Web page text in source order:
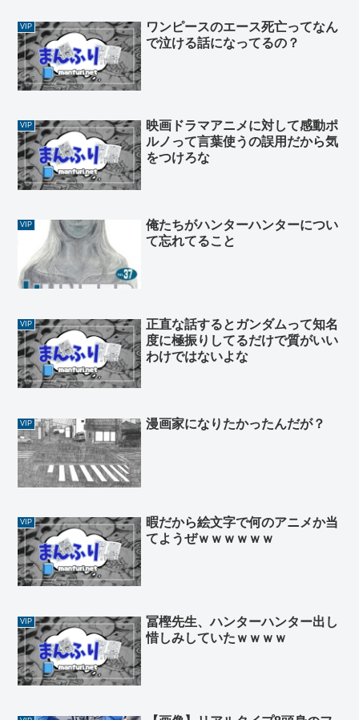
VIP
ワンピースのエース死亡ってなん
で泣ける話になってるの？
VIP
映画ドラマアニメに対して感動ポ
ルノって言葉使うの誤用だから気
をつけろな
VIP
俺たちがハンターハンターについ
て忘れてること
VIP
正直な話するとガンダムって知名
度に極振りしてるだけで質がいい
わけではないよな
VIP 漫画家になりたかったんだが？
VIP
暇だから絵文字で何のアニメか当
てようぜｗｗｗｗｗｗ
VIP
冨樫先生、ハンターハンター出し
惜しみしていたｗｗｗｗ